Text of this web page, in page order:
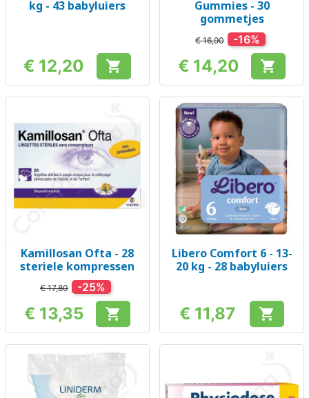
kg - 43 babyluiers
Prijs
€ 12,20 
Gummies - 30
gommetjes
€ 16,90 -16%
Prijs
€ 14,20 
Kamillosan Ofta - 28
steriele kompressen
€ 17,80 -25%
Prijs
€ 13,35 
Libero Comfort 6 - 13-
20 kg - 28 babyluiers
Prijs
€ 11,87 